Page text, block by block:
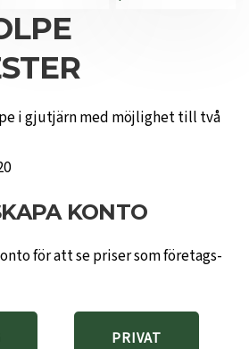
i gjutjärn med möjlighet till två
KONTO
för att se priser som företags-
PRIVAT